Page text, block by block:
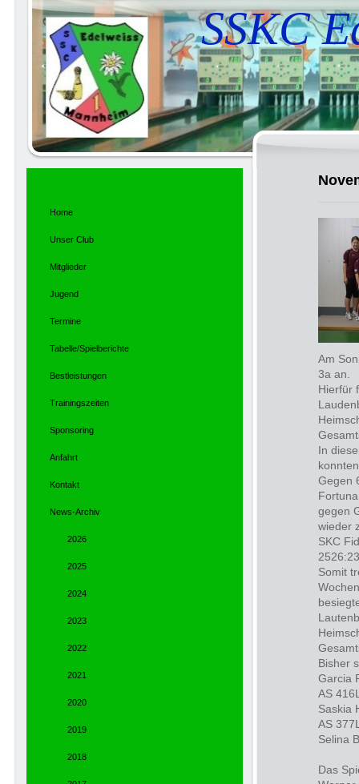
SSKC
Am
3a an.
Hierfür
In
Gegen
gegen
wieder
SKC
Somit
Bisher
Garcia
AS
Saskia
AS
Selina
Das
Home
Unser Club
Mitglieder
Jugend
Termine
Tabelle/Spielberichte
Bestleistungen
Trainingszeiten
Sponsoring
Anfahrt
Kontakt
News-Archiv
2026
2025
2024
2023
2022
2021
2020
2019
2018